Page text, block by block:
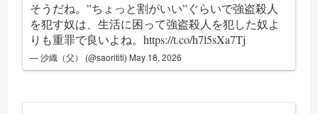
そうだね。”ちょっと割がいい”ぐらいで強盗殺人
を犯す奴は、生活に困って強盗殺人を犯した奴よ
りも重罪で良いよね。https://t.co/h7l5sXa7Tj
— 沙織（父） (@saorititi) May 18, 2026